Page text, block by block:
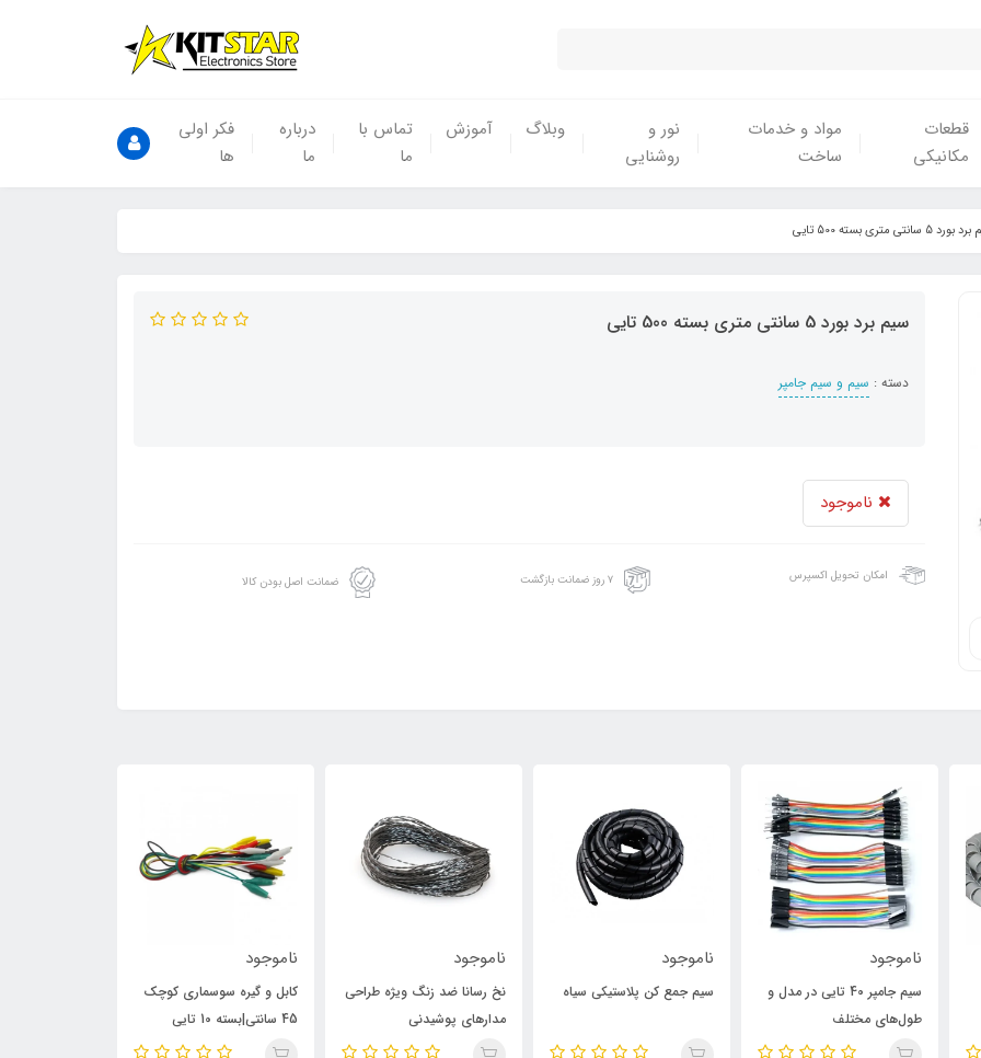
قطعات
مکانیکی
مواد و خدمات
ساخت
نور و
روشنایی
وبلاگ آموزش
تماس با
ما
درباره
ما
فکر اولی
ها
5 سانتی متری بسته 500 تایی
سیم برد بورد 5 سانتی متری بسته 500 تایی
دسته : سیم و سیم جامپر
ناموجود
امکان تحویل اکسپرس ۷ روز ضمانت بازگشت ضمانت اصل بودن کالا
ناموجود
سیم جامپر 40 تایی در مدل و
طول‌های مختلف
ناموجود
سیم جمع کن پلاستیکی سیاه
ناموجود
نخ رسانا ضد زنگ ویژه طراحی
مدار‌های پوشیدنی
(Wearable Conductive
ناموجود
کابل و گیره سوسماری کوچک
45 سانتی|بسته 10 تایی